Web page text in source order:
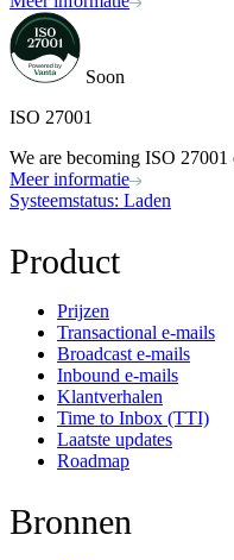
Soon
ISO 27001
We are becoming ISO
Meer informatie
Systeemstatus: Laden
Product
Prijzen
Transactional e-mails
Broadcast e-mails
Inbound e-mails
Klantverhalen
Time to Inbox (TTI)
Laatste updates
Roadmap
Bronnen